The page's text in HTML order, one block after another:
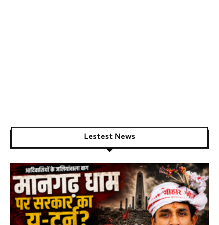
Lestest News